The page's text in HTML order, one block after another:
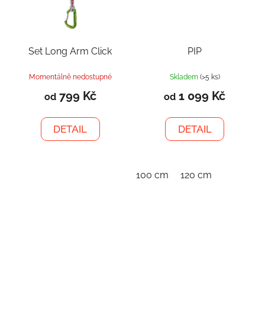
Set Long Arm Click
Momentálně nedostupné
od799 Kč
DETAIL
PIP
Skladem (>5 ks)
od 1 099 Kč
DETAIL
100 cm 120 cm